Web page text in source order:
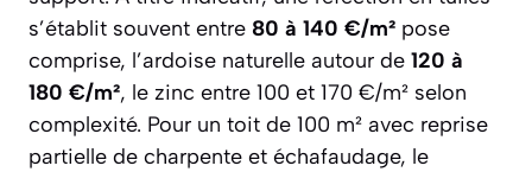
s’établit souvent entre 80 à 140 €/m² pose
comprise, l’ardoise naturelle autour de 120 à
180 €/m², le zinc entre 100 et 170 €/m² selon
complexité. Pour un toit de 100 m² avec reprise
partielle de charpente et échafaudage, le